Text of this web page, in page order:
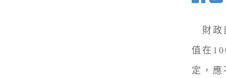
財政
值在
定，